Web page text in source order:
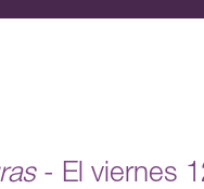
- El viernes